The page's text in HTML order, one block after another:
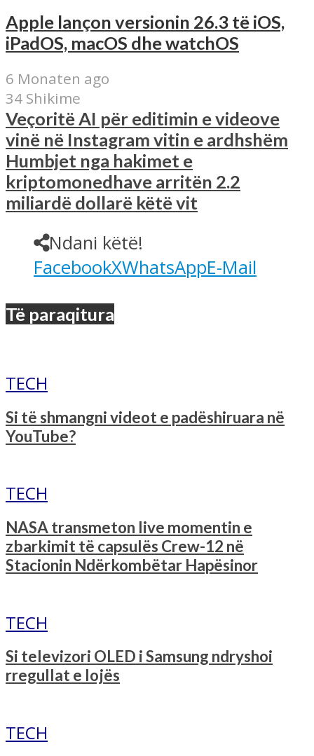
Apple lançon versionin 26.3 të iOS,
iPadOS, macOS dhe watchOS
6 Monaten ago
34 Shikime
Veçoritë AI për editimin e videove
vinë në Instagram vitin e ardhshëm
Humbjet nga hakimet e
kriptomonedhave arritën 2.2
miliardë dollarë këtë vit
Ndani këtë!
FacebookXWhatsAppE-Mail
Të paraqitura
TECH
Si të shmangni videot e padëshiruara në
YouTube?
TECH
NASA transmeton live momentin e
zbarkimit të capsulës Crew-12 në
Stacionin Ndërkombëtar Hapësinor
TECH
Si televizori OLED i Samsung ndryshoi
rregullat e lojës
TECH